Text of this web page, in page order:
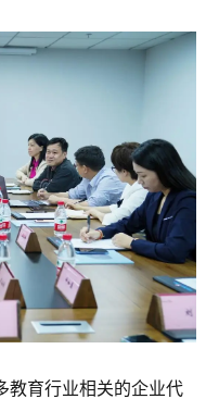
育行业相关的企业代